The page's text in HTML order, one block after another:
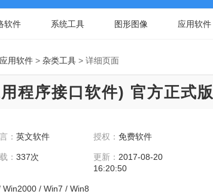
软件 系统工具 图形图像 应用软件
应用软件 > 杂类工具 > 详细页面
程序接口软件) 官方正式版
： 英文软件 授权：免费软件
： 337次 更新： 2017-08-20
16:20:50
/ Win7 / Win8